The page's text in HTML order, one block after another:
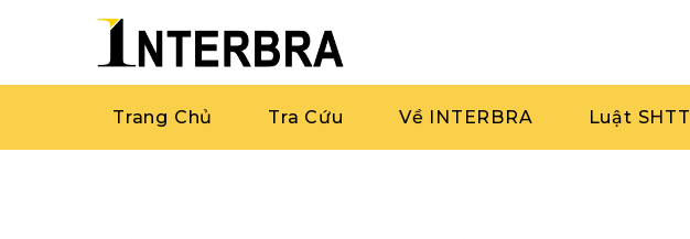
Trang Chủ Tra Cứu Về INTERBRA Luật SHTT